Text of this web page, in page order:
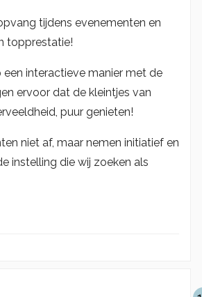
tijdens evenementen en
topprestatie!
een interactieve manier met de
ervoor dat de kleintjes van
puur genieten!
niet af, maar nemen initiatief en
instelling die wij zoeken als